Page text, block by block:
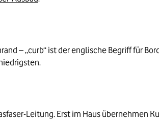
– „curb“ ist der englische Begriff für
Leitung. Erst im Haus übernehmen